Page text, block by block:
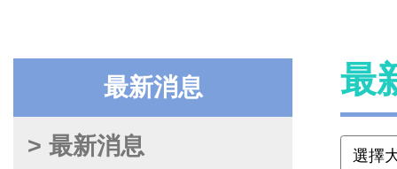
最新消息
> 最新消息
最